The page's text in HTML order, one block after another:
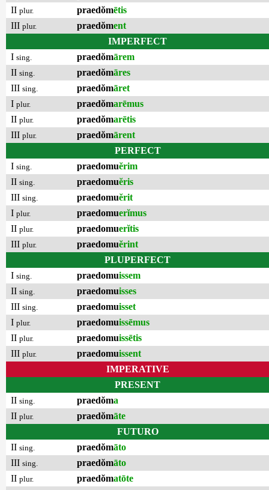
II plur. praedŏmētis
III plur. praedŏment
IMPERFECT
I sing. praedŏmārem
II sing. praedŏmāres
III sing. praedŏmāret
I plur. praedŏmarēmus
II plur. praedŏmarētis
III plur. praedŏmārent
PERFECT
I sing. praedomuĕrim
II sing. praedomuĕris
III sing. praedomuĕrit
I plur. praedomuerĭmus
II plur. praedomuerĭtis
III plur. praedomuĕrint
PLUPERFECT
I sing. praedomuissem
II sing. praedomuisses
III sing. praedomuisset
I plur. praedomuissēmus
II plur. praedomuissētis
III plur. praedomuissent
IMPERATIVE
PRESENT
II sing. praedŏma
II plur. praedŏmāte
FUTURO
II sing. praedŏmāto
III sing. praedŏmāto
II plur. praedŏmatōte